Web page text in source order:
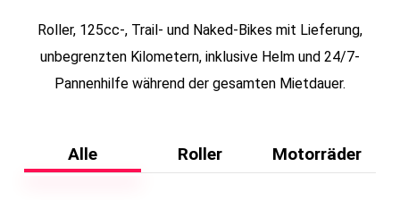
Roller, 125cc-, Trail- und Naked-Bikes mit Lieferung,
unbegrenzten Kilometern, inklusive Helm und 24/7-
Pannenhilfe während der gesamten Mietdauer.
Alle Roller Motorräder